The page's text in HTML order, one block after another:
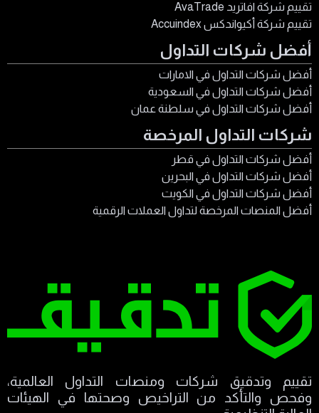
تقييم شركة افاتريد AvaTrade
تقييم شركة أكيواندكس Accuindex
أفضل شركات التداول
أفضل شركات التداول في الامارات
أفضل شركات التداول في السعودية
أفضل شركات التداول في سلطنة عمان
شركات التداول المرخصة
أفضل شركات التداول في قطر
أفضل شركات التداول في البحرين
أفضل شركات التداول في الكويت
أفضل المنصات المرخصة لتداول العملات الرقمية
تقييم وتدقيق شركات ومنصات التداول العالمية،
وفحص والتأكد من التراخيص وصحتها في الهيئات